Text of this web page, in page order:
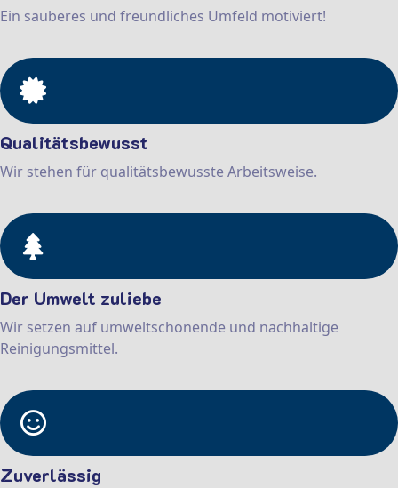
Ein sauberes und freundliches Umfeld motiviert!
Qualitätsbewusst
Wir stehen für qualitätsbewusste Arbeitsweise.
Der Umwelt zuliebe
Wir setzen auf umweltschonende und nachhaltige
Reinigungsmittel.
Zuverlässig